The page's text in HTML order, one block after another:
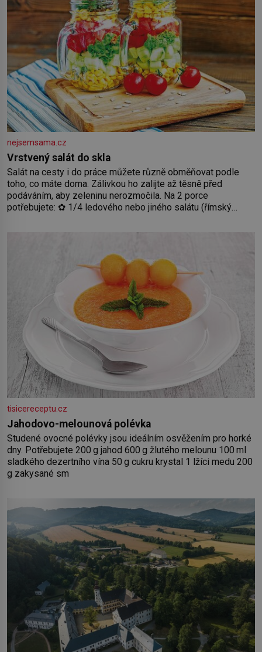
nejsemsama.cz
Vrstvený salát do skla
Salát na cesty i do práce můžete různě obměňovat podle
toho, co máte doma. Zálivkou ho zalijte až těsně před
podáváním, aby zeleninu nerozmočila. Na 2 porce
potřebujete: ✿ 1/4 ledového nebo jiného salátu (římský
2 rajčata Zálivka: ✿ 4 lžíce olivového oleje ✿ 1 lžíci citronové
tisicereceptu.cz
Jahodovo-melounová polévka
Studené ovocné polévky jsou ideálním osvěžením pro horké
dny. Potřebujete 200 g jahod 600 g žlutého melounu 100 ml
sladkého dezertního vína 50 g cukru krystal 1 lžíci medu 200
g zakysané sm